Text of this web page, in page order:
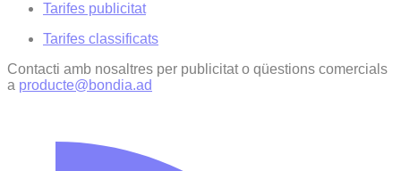
Tarifes publicitat
Tarifes classificats
Contacti amb nosaltres per publicitat o qüestions comercials
a producte@bondia.ad